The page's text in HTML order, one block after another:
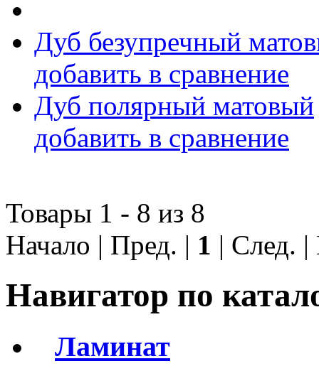
Дуб безупречный
добавить в сравнение
Дуб полярный матовый
добавить в сравнение
Товары 1 - 8 из 8
Начало | Пред. | 1 | След.
Навигатор по
Ламинат